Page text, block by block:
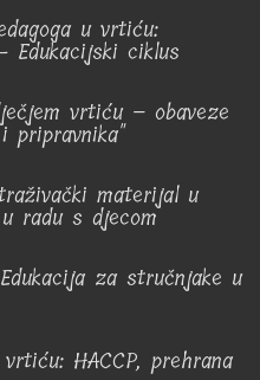
u vrtiću:
ciklus
vrtiću – obaveze
pripravnika"
materijal u
radu s djecom
za stručnjake u
HACCP, prehrana